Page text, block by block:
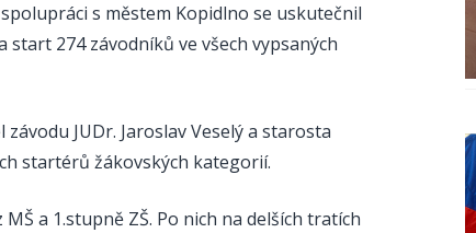
s městem Kopidlno se uskutečnil
274 závodníků ve všech vypsaných
JUDr. Jaroslav Veselý a starosta
startérů žákovských kategorií.
a 1.stupně ZŠ. Po nich na delších tratích